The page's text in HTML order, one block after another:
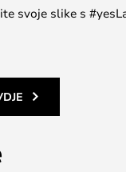
svoje slike s